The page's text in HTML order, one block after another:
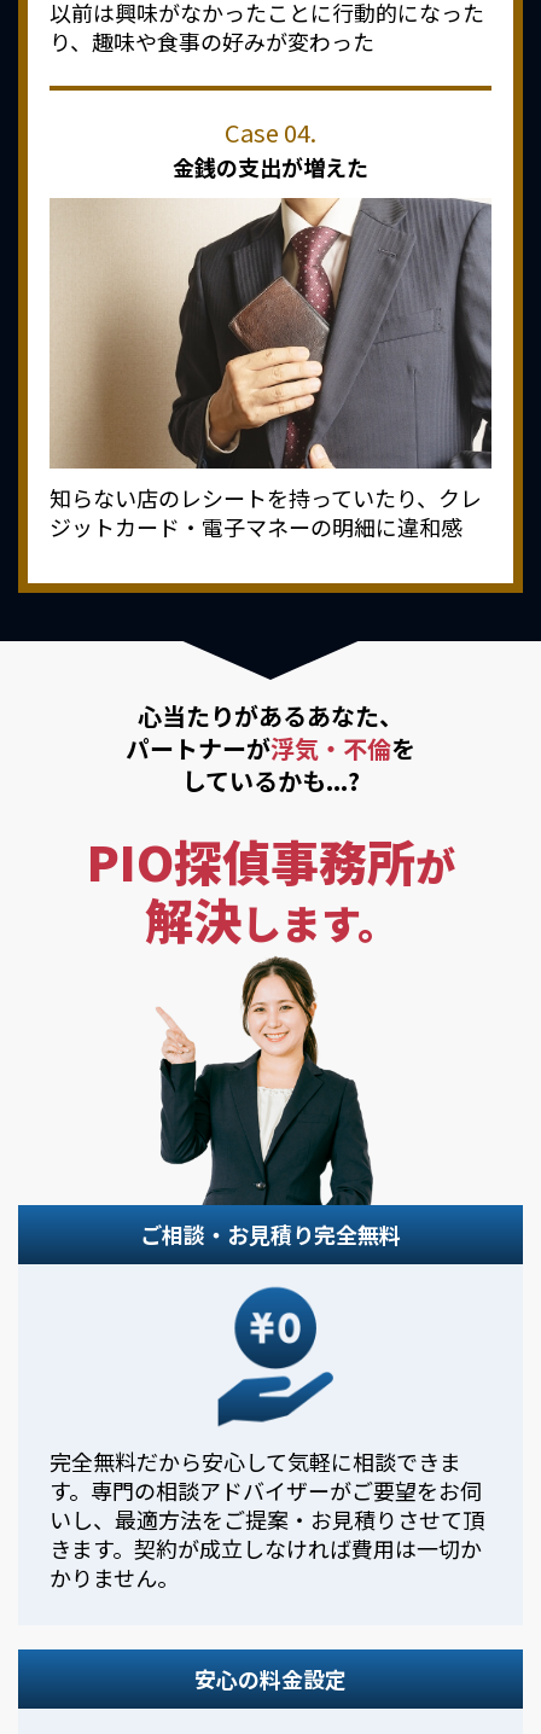
以前は興味がなかったことに行動的になった
り、趣味や食事の好みが変わった
金銭の支出が増えた
知らない店のレシートを持っていたり、クレ
ジットカード・電子マネーの明細に違和感
心当たりがあるあなた、
パートナーが浮気・不倫を
しているかも...?
PIO探偵事務所が
解決します。
ご相談・お見積り完全無料
完全無料だから安心して気軽に相談できま
す。専門の相談アドバイザーがご要望をお伺
いし、最適方法をご提案・お見積りさせて頂
きます。契約が成立しなければ費用は一切か
かりません。
安心の料金設定